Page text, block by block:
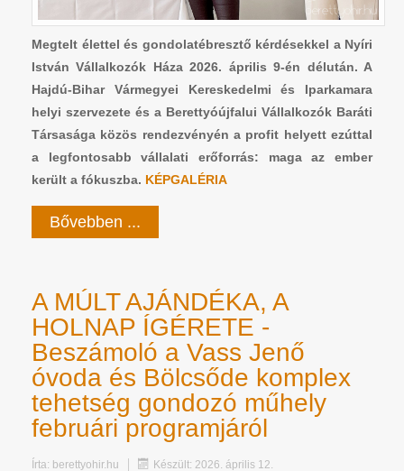
Megtelt élettel és gondolatébresztő kérdésekkel a Nyíri
István Vállalkozók Háza 2026. április 9-én délután. A
Hajdú-Bihar Vármegyei Kereskedelmi és Iparkamara
helyi szervezete és a Berettyóújfalui Vállalkozók Baráti
Társasága közös rendezvényén a profit helyett ezúttal
a legfontosabb vállalati erőforrás: maga az ember
került a fókuszba. KÉPGALÉRIA
Bővebben ...
A MÚLT AJÁNDÉKA, A
HOLNAP ÍGÉRETE -
Beszámoló a Vass Jenő
óvoda és Bölcsőde komplex
tehetség gondozó műhely
februári programjáról
Írta: berettyohir.hu Készült: 2026. április 12.